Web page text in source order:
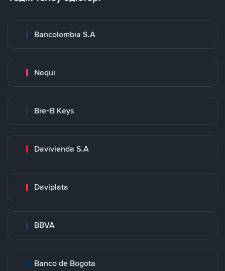
Bancolombia S.A
Nequi
Bre-B Keys
Davivienda S.A
Daviplata
BBVA
Banco de Bogota